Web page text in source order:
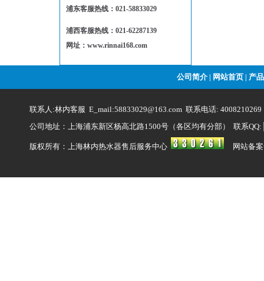
浦东客服热线： 021-58833029
浦西客服热线：021-62287139
网址：www.rinnai168.com
公司简介| 网站首页 产
联系人:林内客服 E_mail:58833029@163.com 联系电话:
公司地址：上海浦东新区杨高北路1500号（各区均有分部） 联系QQ:
版权所有：上海林内热水器售后服务中心 网站备